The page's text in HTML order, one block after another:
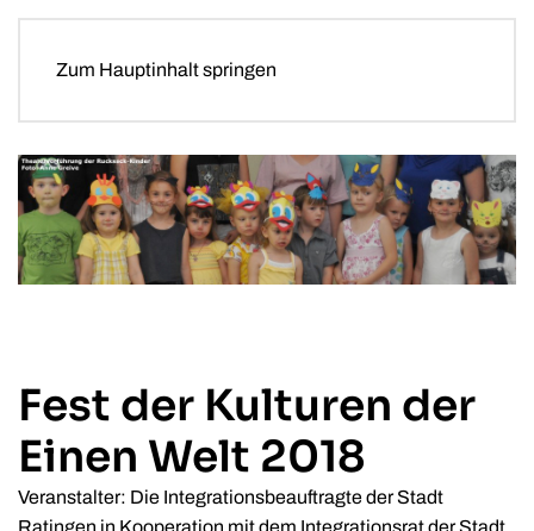
Zum Hauptinhalt springen
Fest der Kulturen der
Einen Welt 2018
Veranstalter: Die Integrationsbeauftragte der Stadt
Ratingen in Kooperation mit dem Integrationsrat der Stadt